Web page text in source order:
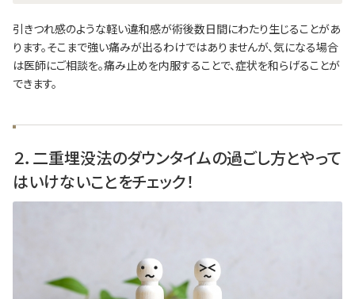
引きつれ感のような軽い違和感が術後数日間にわたり生じることがあ
ります。そこまで強い痛みが出るわけではありませんが、気になる場合
は医師にご相談を。痛み止めを内服することで、症状を和らげることが
できます。
２．二重埋没法のダウンタイムの過ごし方とやって
はいけないことをチェック！